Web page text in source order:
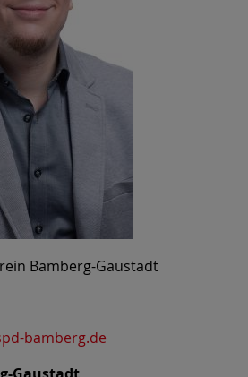
Bamberg-Gaustadt
bamberg.de